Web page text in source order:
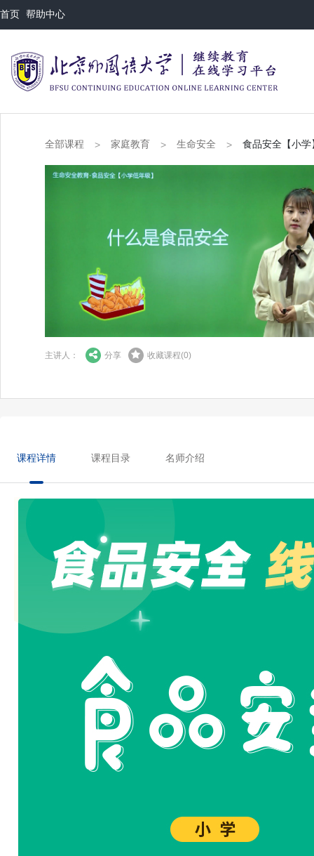
首页 帮助中心
全部课程 > 家庭教育 > 生命安全 > 食品安全【小学
主讲人： 分享 收藏课程(0)
课程详情 课程目录 名师介绍